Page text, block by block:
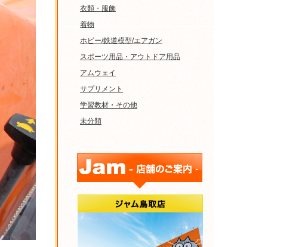
衣類・服飾
着物
ホビー/鉄道模型/エアガン
スポーツ用品・アウトドア用品
アムウェイ
サプリメント
学習教材・その他
未分類